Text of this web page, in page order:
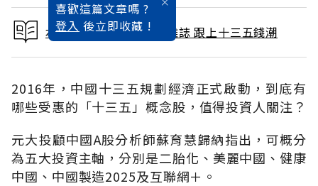
喜歡這篇文章嗎 ?
登入 後立即收藏 !
本文出自 2016 / 2月號雜誌 跟上十三五錢潮
2016年，中國十三五規劃經濟正式啟動，到底有
哪些受惠的「十三五」概念股，值得投資人關注？
元大投顧中國A股分析師蘇育慧歸納指出，可概分
為五大投資主軸，分別是二胎化、美麗中國、健康
中國、中國製造2025及互聯網＋。